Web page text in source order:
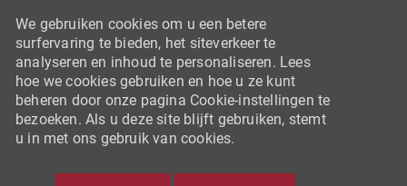
We gebruiken cookies om u een betere
surfervaring te bieden, het siteverkeer te
analyseren en inhoud te personaliseren. Lees
hoe we cookies gebruiken en hoe u ze kunt
beheren door onze pagina Cookie-instellingen te
bezoeken. Als u deze site blijft gebruiken, stemt
u in met ons gebruik van cookies.